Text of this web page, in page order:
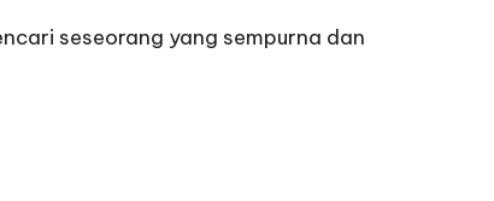
seseorang yang sempurna dan